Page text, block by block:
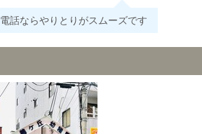
電話ならやりとりがスムーズです